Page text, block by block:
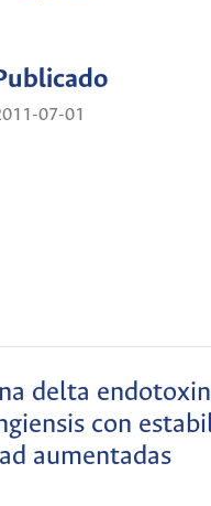
07-01
delta
con
aumentadas